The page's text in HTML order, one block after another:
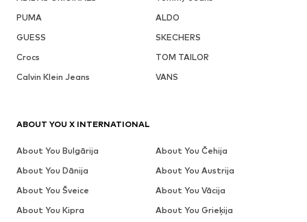
PUMA
ALDO
GUESS
SKECHERS
Crocs
TOM TAILOR
Calvin Klein Jeans
VANS
ABOUT YOU X INTERNATIONAL
About You Bulgārija
About You Čehija
About You Dānija
About You Austrija
About You Šveice
About You Vācija
About You Kipra
About You Grieķija